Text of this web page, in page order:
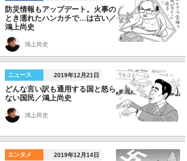
防災情報もアップデート。火事の
とき濡れたハンカチで…は古い／
鴻上尚史
鴻上尚史
ニュース 2019年12月21日
どんな言い訳も通用する国と怒ら
ない国民／鴻上尚史
鴻上尚史
エンタメ 2019年12月14日